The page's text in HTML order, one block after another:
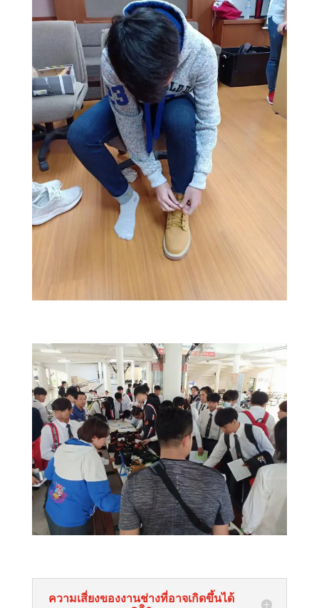
ความเสี่ยงของงานช่างที่อาจเกิดขึ้นได้